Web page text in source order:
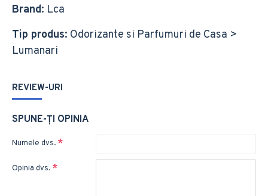
Brand: Lca
Tip produs: Odorizante si Parfumuri de Casa >
Lumanari
REVIEW-URI
SPUNE-ŢI OPINIA
Numele dvs.
Opinia dvs.